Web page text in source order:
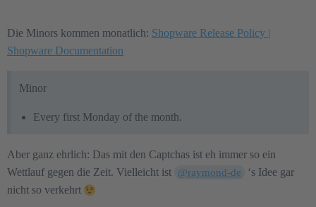
Die Minors kommen monatlich: Shopware Release Policy |
Shopware Documentation
Minor
Every first Monday of the month.
Aber ganz ehrlich: Das mit den Captchas ist eh immer so ein
Wettlauf gegen die Zeit. Vielleicht ist
@raymond-de
‘s Idee gar
nicht so verkehrt